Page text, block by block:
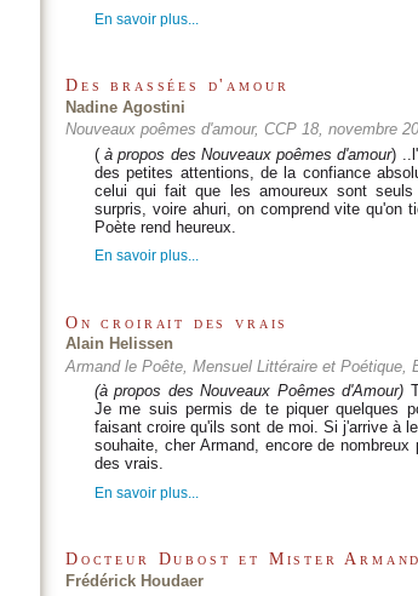
En savoir plus...
Des brassées d'amour
Nadine Agostini
Nouveaux poêmes d'amour, CCP 18, novembre
(à propos des Nouveaux poêmes d'amour)
des petites attentions, de la confiance
celui qui fait que les amoureux sont seuls
surpris, voire ahuri, on comprend vite qu'on
Poète rend heureux.
En savoir plus...
On croirait des vrais
Alain Helissen
Armand le Poête, Mensuel Littéraire et Poétique,
(à propos des Nouveaux Poêmes d'Amour)
Je me suis permis de te piquer quelques
faisant croire qu'ils sont de moi. Si j'arrive à
souhaite, cher Armand, encore de
des vrais.
En savoir plus...
Docteur Dubost et Mister Armand
Frédérick Houdaer